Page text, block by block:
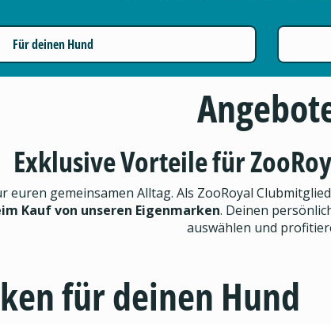
Für deinen Hund
Exklusive Vorteile für
euren gemeinsamen Alltag. Als ZooRoyal
Kauf von unseren Eigenmarken. Deinen
auswählen und
für deinen Hund